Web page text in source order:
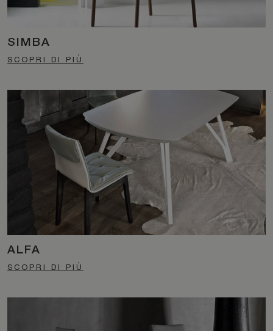
SIMBA
SCOPRI DI PIÙ
ALFA
SCOPRI DI PIÙ